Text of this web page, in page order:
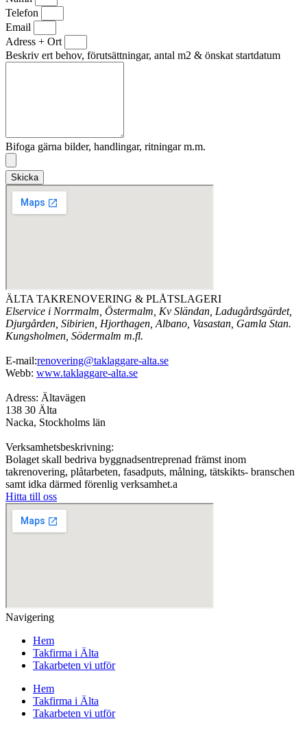
Telefon
Email
Adress + Ort
Beskriv ert behov, förutsättningar, antal m2 & önskat startdatum
Bifoga gärna bilder, handlingar, ritningar m.m.
Skicka
ÄLTA TAKRENOVERING & PLÅTSLAGERI
Elservice i Norrmalm, Östermalm, Kv Sländan, Ladugårdsgärdet,
Djurgården, Sibirien, Hjorthagen, Albano, Vasastan, Gamla Stan.
Kungsholmen, Södermalm m.fl.
E-mail:renovering@taklaggare-alta.se
Webb: www.taklaggare-alta.se
Adress: Ältavägen
138 30 Älta
Nacka, Stockholms län
Verksamhetsbeskrivning:
Bolaget skall bedriva byggnadsentreprenad främst inom
takrenovering, plåtarbeten, fasadputs, målning, tätskikts- branschen
samt idka därmed förenlig verksamhet.a
Hitta till oss
Navigering
Hem
Takfirma i Älta
Takarbeten vi utför
Hem
Takfirma i Älta
Takarbeten vi utför